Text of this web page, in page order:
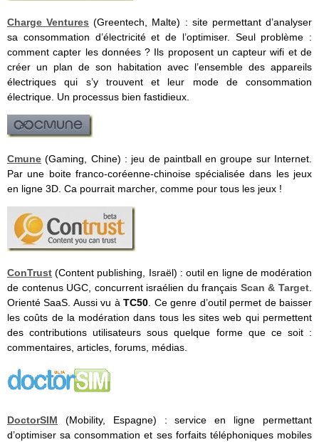
Charge Ventures (Greentech, Malte) : site permettant d’analyser
sa consommation d’électricité et de l’optimiser. Seul problème :
comment capter les données ? Ils proposent un capteur wifi et de
créer un plan de son habitation avec l’ensemble des appareils
électriques qui s’y trouvent et leur mode de consommation
électrique. Un processus bien fastidieux.
Cmune (Gaming, Chine) : jeu de paintball en groupe sur Internet.
Par une boite franco-coréenne-chinoise spécialisée dans les jeux
en ligne 3D. Ca pourrait marcher, comme pour tous les jeux !
ConTrust (Content publishing, Israël) : outil en ligne de modération
de contenus UGC, concurrent israélien du français Scan & Target.
Orienté SaaS. Aussi vu àTC50. Ce genre d’outil permet de baisser
les coûts de la modération dans tous les sites web qui permettent
des contributions utilisateurs sous quelque forme que ce soit :
commentaires, articles, forums, médias.
DoctorSIM (Mobility, Espagne) : service en ligne permettant
d’optimiser sa consommation et ses forfaits téléphoniques mobiles